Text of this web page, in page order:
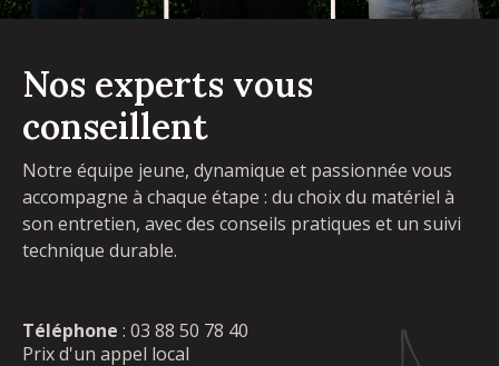
Nos experts vous
conseillent
Notre équipe jeune, dynamique et passionnée vous
accompagne à chaque étape : du choix du matériel à
son entretien, avec des conseils pratiques et un suivi
technique durable.
Téléphone : 03 88 50 78 40
Prix d'un appel local